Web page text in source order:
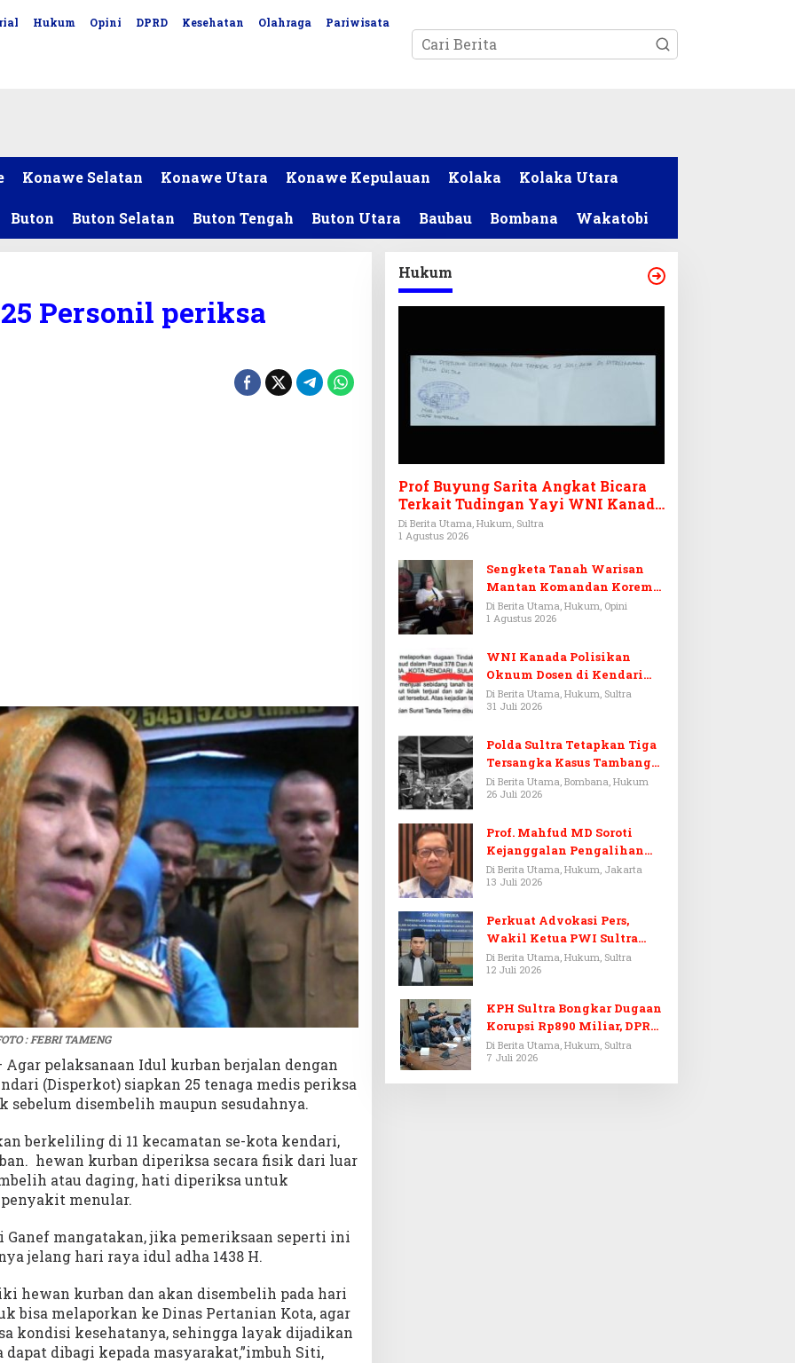
Hukum Opini DPRD Kesehatan Olahraga Pariwisata
Konawe Selatan Konawe Utara Konawe Kepulauan Kolaka Kolaka Utara
Buton Buton Selatan Buton Tengah Buton Utara Baubau Bombana Wakatobi
Personil periksa
: FEBRI TAMENG
Agar pelaksanaan Idul kurban berjalan dengan
(Disperkot) siapkan 25 tenaga medis periksa
sebelum disembelih maupun sesudahnya.
berkeliling di 11 kecamatan se-kota kendari,
hewan kurban diperiksa secara fisik dari luar
atau daging, hati diperiksa untuk
menular.
Ganef mangatakan, jika pemeriksaan seperti ini
jelang hari raya idul adha 1438 H.
hewan kurban dan akan disembelih pada hari
bisa melaporkan ke Dinas Pertanian Kota, agar
kondisi kesehatanya, sehingga layak dijadikan
dibagi kepada masyarakat,”imbuh Siti,
Hukum
Prof Buyung Sarita Angkat Bicara
Terkait Tudingan Yayi WNI Kanada
Ditagih Utang Rp3,6 Miliar
Di Berita Utama, Hukum, Sultra
1 Agustus 2026
Sengketa Tanah Warisan
Mantan Komandan Korem
143/HO, Ketika Warisan
Menjadi Arena Pemerasan
Di Berita Utama, Hukum, Opini
1 Agustus 2026
WNI Kanada Polisikan
Oknum Dosen di Kendari
Terkait Aset Puluhan Miliar
Di Berita Utama, Hukum, Sultra
31 Juli 2026
Polda Sultra Tetapkan Tiga
Tersangka Kasus Tambang
Emas Ilegal di Bombana
Di Berita Utama, Bombana, Hukum
26 Juli 2026
Prof. Mahfud MD Soroti
Kejanggalan Pengalihan
Penyelidikan Tersangka
Febrie Adriansyah
Di Berita Utama, Hukum, Jakarta
13 Juli 2026
Perkuat Advokasi Pers,
Wakil Ketua PWI Sultra
Resmi Dilantik Menjadi
Advokat PERADI
Di Berita Utama, Hukum, Sultra
12 Juli 2026
KPH Sultra Bongkar Dugaan
Korupsi Rp890 Miliar, DPRD
Sultra Gelar RDP
Di Berita Utama, Hukum, Sultra
7 Juli 2026